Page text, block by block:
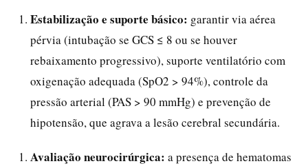
Estabilização e suporte básico: garantir via aérea
pérvia (intubação se GCS ≤ 8 ou se houver
rebaixamento progressivo), suporte ventilatório com
oxigenação adequada (SpO2 > 94%), controle da
pressão arterial (PAS > 90 mmHg) e prevenção de
hipotensão, que agrava a lesão cerebral secundária.
Avaliação neurocirúrgica: a presença de hematomas